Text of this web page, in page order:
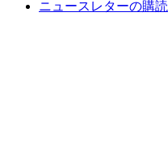
ニュースレターの購読